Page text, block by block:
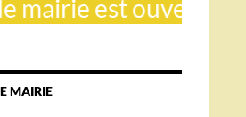
est ouvert le
MAIRIE